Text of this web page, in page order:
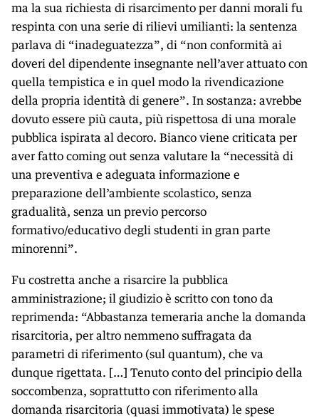
ma la sua richiesta di risarcimento per danni morali fu
respinta con una serie di rilievi umilianti: la sentenza
parlava di “inadeguatezza”, di “non conformità ai
doveri del dipendente insegnante nell’aver attuato con
quella tempistica e in quel modo la rivendicazione
della propria identità di genere”. In sostanza: avrebbe
dovuto essere più cauta, più rispettosa di una morale
pubblica ispirata al decoro. Bianco viene criticata per
aver fatto coming out senza valutare la “necessità di
una preventiva e adeguata informazione e
preparazione dell’ambiente scolastico, senza
gradualità, senza un previo percorso
formativo/educativo degli studenti in gran parte
minorenni”.
Fu costretta anche a risarcire la pubblica
amministrazione; il giudizio è scritto con tono da
reprimenda: “Abbastanza temeraria anche la domanda
risarcitoria, per altro nemmeno suffragata da
parametri di riferimento (sul quantum), che va
dunque rigettata. […] Tenuto conto del principio della
soccombenza, soprattutto con riferimento alla
domanda risarcitoria (quasi immotivata) le spese